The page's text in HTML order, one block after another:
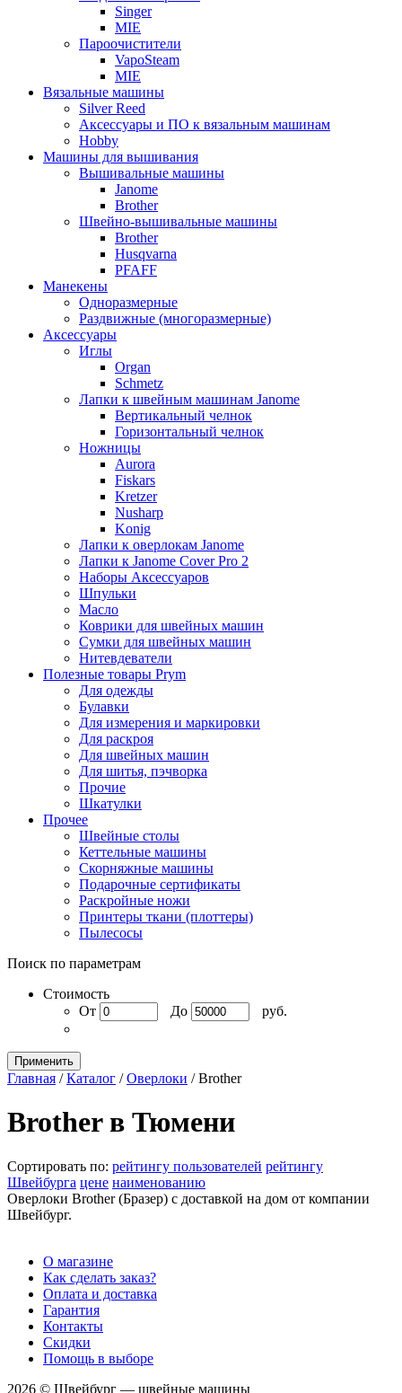
Singer
MIE
Пароочистители
VapoSteam
MIE
Вязальные машины
Silver Reed
Аксессуары и ПО к вязальным машинам
Hobby
Машины для вышивания
Вышивальные машины
Janome
Brother
Швейно-вышивальные машины
Brother
Husqvarna
PFAFF
Манекены
Одноразмерные
Раздвижные (многоразмерные)
Аксессуары
Иглы
Organ
Schmetz
Лапки к швейным машинам Janome
Вертикальный челнок
Горизонтальный челнок
Ножницы
Aurora
Fiskars
Kretzer
Nusharp
Konig
Лапки к оверлокам Janome
Лапки к Janome Cover Pro 2
Наборы Аксессуаров
Шпульки
Масло
Коврики для швейных машин
Сумки для швейных машин
Нитевдеватели
Полезные товары Prym
Для одежды
Булавки
Для измерения и маркировки
Для раскроя
Для швейных машин
Для шитья, пэчворка
Прочие
Шкатулки
Прочее
Швейные столы
Кеттельные машины
Скорняжные машины
Подарочные сертификаты
Раскройные ножи
Принтеры ткани (плоттеры)
Пылесосы
Поиск по параметрам
Стоимость
От
До руб.
Применить
Главная /Каталог /Оверлоки /Brother
Brother в Тюмени
Сортировать по: рейтингу пользователей рейтингу
Швейбурга цене наименованию
Оверлоки Brother (Бразер) с доставкой на дом от компании
Швейбург.
О магазине
Как сделать заказ?
Оплата и доставка
Гарантия
Контакты
Скидки
Помощь в выборе
2026 © Швейбург — швейные машины